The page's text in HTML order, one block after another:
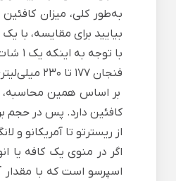
به‌طور کلی، میزان
بیایید برای مقایسه، با
فنجان 177 تا 230 میلی‌لیتری، ۷۷ میلی‌گرم و در فنجان‌های 350 تا 470 میلی‌لیتری، ۱۵۴ میلی‌گرم خواهد بود.
کافئین دارد. پس در حجم
از ریسترتو تا آمریکانو و
اگر در منوی یک کافه یا
اسپرسو است که با